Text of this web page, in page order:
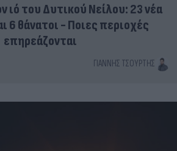
ιό του Δυτικού Νείλου: 23 νέα
6 θάνατοι - Ποιες περιοχές
επηρεάζονται
ΓΙΆΝΝΗΣ ΤΣΟΎΡΤΗΣ